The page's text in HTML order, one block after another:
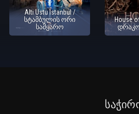
Alti Ustu Istanbul /
სტამბულის ორი
სამყარო
House